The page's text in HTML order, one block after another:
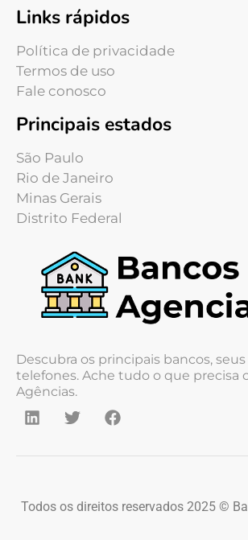
Links rápidos
Política de privacidade
Termos de uso
Fale conosco
Principais estados
São Paulo
Rio de Janeiro
Minas Gerais
Distrito Federal
Descubra os principais bancos,
telefones. Ache tudo o que precisa
Agências.
Todos os direitos reservados 2025 ©